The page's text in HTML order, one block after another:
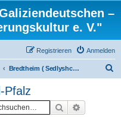
–
e. V."
Anmelden
Registrieren
Bredtheim ( Sedlyshche), Kreis Kolomyja
Pfalz
Suche